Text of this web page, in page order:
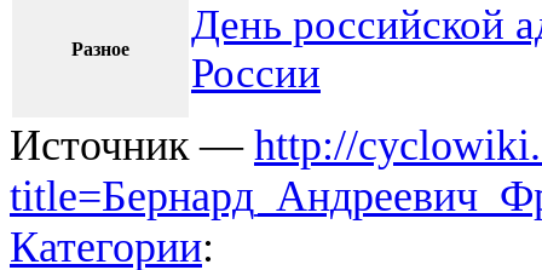
Разное
День российской
России
Источник — http://
Категории: